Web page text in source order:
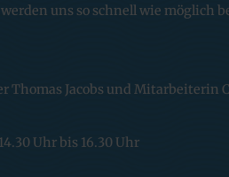
uns so schnell wie möglich
Thomas Jacobs und Mitarbeiterin
Uhr bis 16.30 Uhr